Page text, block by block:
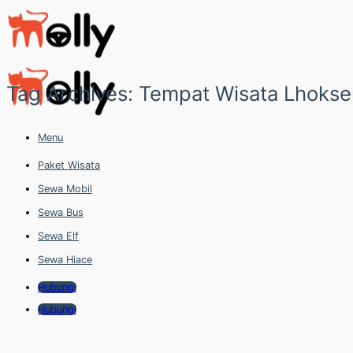
Skip
to
content
Menu
Paket Wisata
Sewa Mobil
Sewa Bus
Sewa Elf
Sewa Hiace
Hubungi
Hubungi
Tag Archives: Tempat Wisata